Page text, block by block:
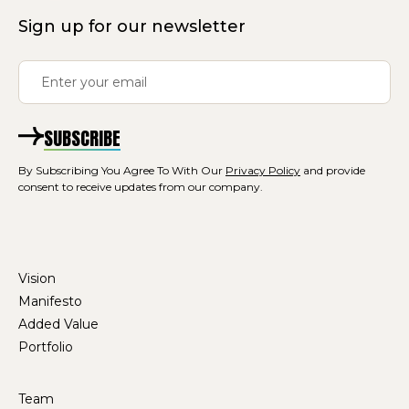
Sign up for our newsletter
SUBSCRIBE
By Subscribing You Agree To With Our Privacy Policy and provide
consent to receive updates from our company.
Vision
Manifesto
Added Value
Portfolio
Team